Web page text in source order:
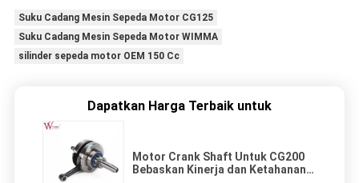
Suku Cadang Mesin Sepeda Motor CG125
Suku Cadang Mesin Sepeda Motor WIMMA
silinder sepeda motor OEM 150 Cc
Dapatkan Harga Terbaik untuk
Motor Crank Shaft Untuk CG200
Bebaskan Kinerja dan Ketahanan